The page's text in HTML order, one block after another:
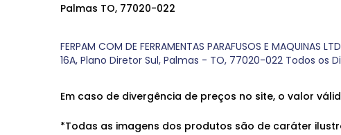
Palmas TO, 77020-022
FERPAM COM DE FERRAMENTAS PARAFUSOS E
16A, Plano Diretor Sul, Palmas - TO, 77020-022 Todos os
Em caso de divergência de preços no site, o valor
*Todas as imagens dos produtos são de caráter